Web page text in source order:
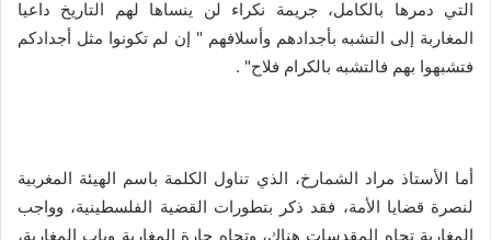
التي دمرها بالكامل، جريمة نكراء لن ينساها لهم التاريخ داعيا
المغاربة إلى التشبه بأجدادهم وأسلافهم " إن لم تكونوا مثل أجدادكم
فتشبهوا بهم فالتشبه بالكرام فلاح" .
أما الأستاذ مراد الشمارخ، الذي تناول الكلمة باسم الهيئة المغربية
لنصرة قضايا الأمة، فقد ذكر بتطورات القضية الفلسطينية، وواجب
المغاربة تجاه المقدسات هناك، وتجاه حارة المغاربة وباب المغاربة،